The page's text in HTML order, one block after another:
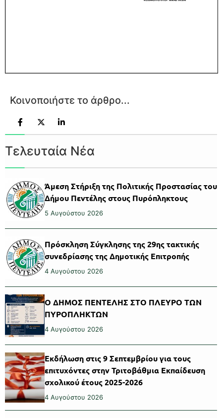
Κοινοποιήστε το άρθρο...
Τελευταία Νέα
Άμεση Στήριξη της Πολιτικής Προστασίας του
Δήμου Πεντέλης στους Πυρόπληκτους
5 Αυγούστου 2026
Πρόσκληση Σύγκλησης της 29ης τακτικής
συνεδρίασης της Δημοτικής Επιτροπής
4 Αυγούστου 2026
Ο ΔΗΜΟΣ ΠΕΝΤΕΛΗΣ ΣΤΟ ΠΛΕΥΡΟ ΤΩΝ
ΠΥΡΟΠΛΗΚΤΩΝ
4 Αυγούστου 2026
Εκδήλωση στις 9 Σεπτεμβρίου για τους
επιτυχόντες στην Τριτοβάθμια Εκπαίδευση
σχολικού έτους 2025-2026
4 Αυγούστου 2026